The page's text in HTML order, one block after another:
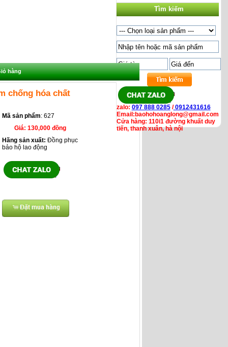
Tìm kiếm
zalo: 097 888 0285/0912431616
Email:baohohoanglong@gmail.com
Cửa hàng: 110i1 đường khuất duy
tiến, thanh xuân, hà nội
hàng
chống hóa chất
Mã sản phẩm: 627
Giá: 130,000 đồng
Hãng sản xuất: Đồng phục
bảo hộ lao động